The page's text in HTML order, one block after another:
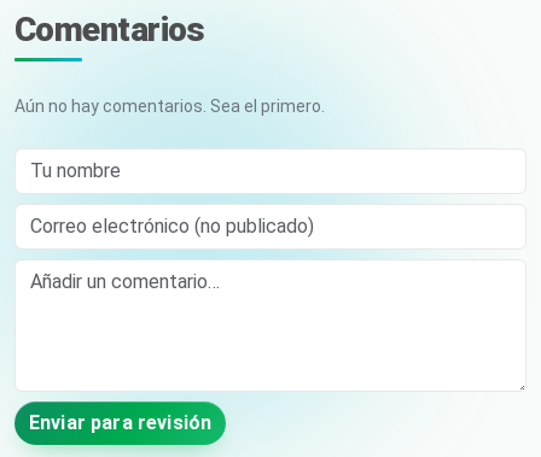
Comentarios
Aún no hay comentarios. Sea el primero.
Tu nombre
Correo electrónico (no publicado)
Comment
Enviar para revisión